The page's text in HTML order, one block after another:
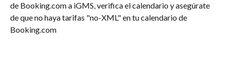
de Booking.com a iGMS, verifica el calendario y asegúrate
de que no haya tarifas "no-XML" en tu calendario de
Booking.com